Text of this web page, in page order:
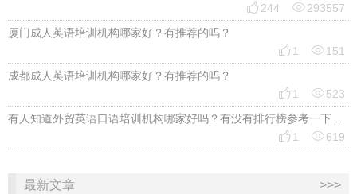
 244 293557
厦门成人英语培训机构哪家好？有推荐的吗？
 1 151
成都成人英语培训机构哪家好？有推荐的吗？
 1 523
有人知道外贸英语口语培训机构哪家好吗？有没有排行榜参考一下？最好说下费用
 1 619
最新文章 >>>